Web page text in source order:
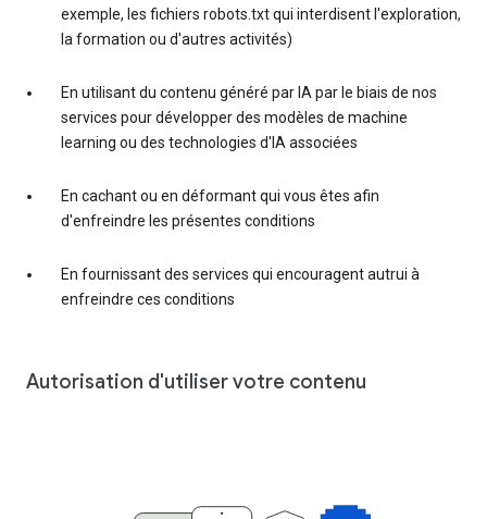
exemple, les fichiers robots.txt qui interdisent l'exploration,
la formation ou d'autres activités)
En utilisant du contenu généré par IA par le biais de nos
services pour développer des modèles de machine
learning ou des technologies d'IA associées
En cachant ou en déformant qui vous êtes afin
d'enfreindre les présentes conditions
En fournissant des services qui encouragent autrui à
enfreindre ces conditions
Autorisation d'utiliser votre contenu